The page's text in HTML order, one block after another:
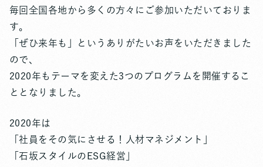
毎回全国各地から多くの方々にご参加いただいておりま
す。
「ぜひ来年も」というありがたいお声をいただきました
ので、
2020年もテーマを変えた3つのプログラムを開催するこ
ととなりました。
2020年は
「社員をその気にさせる！人材マネジメント」
「石坂スタイルのESG経営」